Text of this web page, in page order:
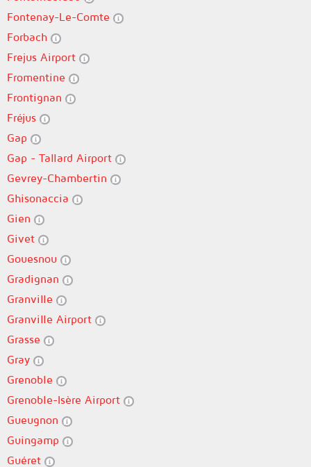
Fontenay-Le-Comte
Forbach
Frejus Airport
Fromentine
Frontignan
Fréjus
Gap
Gap - Tallard Airport
Gevrey-Chambertin
Ghisonaccia
Gien
Givet
Gouesnou
Gradignan
Granville
Granville Airport
Grasse
Gray
Grenoble
Grenoble-Isère Airport
Gueugnon
Guingamp
Guéret